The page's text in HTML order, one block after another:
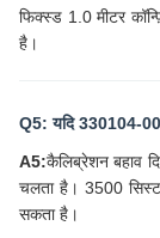
फिक्स्ड 1.0 मीटर
है।
Q5: यदि 330104-
A5:कैलिब्रेशन बहाव
चलता है। 3500
सकता है।